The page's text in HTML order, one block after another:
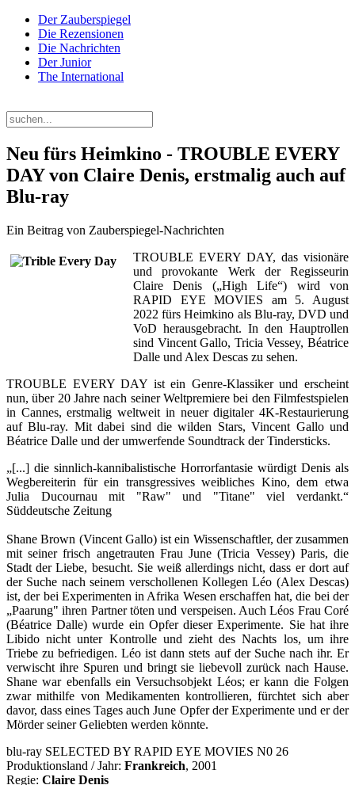
Der Zauberspiegel
Die Rezensionen
Die Nachrichten
Der Junior
The International
Neu fürs Heimkino - TROUBLE EVERY
DAY von Claire Denis, erstmalig auch auf
Blu-ray
Ein Beitrag von Zauberspiegel-Nachrichten
TROUBLE EVERY DAY, das visionäre
und provokante Werk der Regisseurin
Claire Denis („High Life“) wird von
RAPID EYE MOVIES am 5. August
2022 fürs Heimkino als Blu-ray, DVD und
VoD herausgebracht. In den Hauptrollen
sind Vincent Gallo, Tricia Vessey, Béatrice
Dalle und Alex Descas zu sehen.
TROUBLE EVERY DAY ist ein Genre-Klassiker und erscheint
nun, über 20 Jahre nach seiner Weltpremiere bei den Filmfestspielen
in Cannes, erstmalig weltweit in neuer digitaler 4K-Restaurierung
auf Blu-ray. Mit dabei sind die wilden Stars, Vincent Gallo und
Béatrice Dalle und der umwerfende Soundtrack der Tindersticks.
„[...] die sinnlich-kannibalistische Horrorfantasie würdigt Denis als
Wegbereiterin für ein transgressives weibliches Kino, dem etwa
Julia Ducournau mit "Raw" und "Titane" viel verdankt.“
Süddeutsche Zeitung
Shane Brown (Vincent Gallo) ist ein Wissenschaftler, der zusammen
mit seiner frisch angetrauten Frau June (Tricia Vessey) Paris, die
Stadt der Liebe, besucht. Sie weiß allerdings nicht, dass er dort auf
der Suche nach seinem verschollenen Kollegen Léo (Alex Descas)
ist, der bei Experimenten in Afrika Wesen erschaffen hat, die bei der
„Paarung" ihren Partner töten und verspeisen. Auch Léos Frau Coré
(Béatrice Dalle) wurde ein Opfer dieser Experimente. Sie hat ihre
Libido nicht unter Kontrolle und zieht des Nachts los, um ihre
Triebe zu befriedigen. Léo ist dann stets auf der Suche nach ihr. Er
verwischt ihre Spuren und bringt sie liebevoll zurück nach Hause.
Shane war ebenfalls ein Versuchsobjekt Léos; er kann die Folgen
zwar mithilfe von Medikamenten kontrollieren, fürchtet sich aber
davor, dass eines Tages auch June Opfer der Experimente und er der
Mörder seiner Geliebten werden könnte.
blu-ray SELECTED BY RAPID EYE MOVIES N0 26
Produktionsland / Jahr: Frankreich, 2001
Regie: Claire Denis